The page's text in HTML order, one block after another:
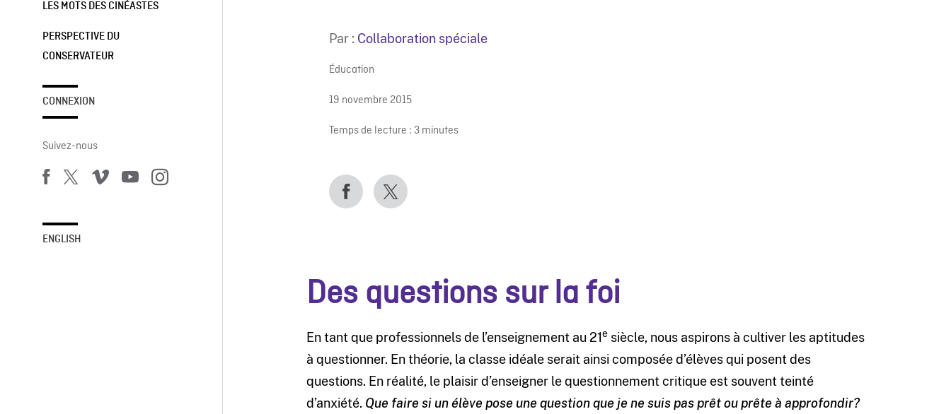
LES MOTS DES CINÉASTES
PERSPECTIVE DU
CONSERVATEUR
CONNEXION
Suivez-nous
ENGLISH
Par : Collaboration spéciale
Éducation
19 novembre 2015
Temps de lecture : 3 minutes
Des questions sur la foi
En tant que professionnels de l’enseignement au 21esiècle, nous aspirons à cultiver les aptitudes
à questionner. En théorie, la classe idéale serait ainsi composée d’élèves qui posent des
questions. En réalité, le plaisir d’enseigner le questionnement critique est souvent teinté
d’anxiété. Que faire si un élève pose une question que je ne suis pas prêt ou prête à approfondir?